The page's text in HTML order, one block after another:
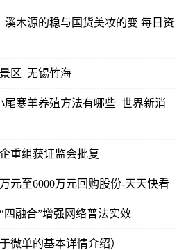
溪木源的稳与国货美妆的变 每日资
区_无锡竹海
尾寒羊养殖方法有哪些_世界新消
重组获证监会批复
元至6000万元回购股份-天天快看
四融合”增强网络普法实效
微单的基本详情介绍）